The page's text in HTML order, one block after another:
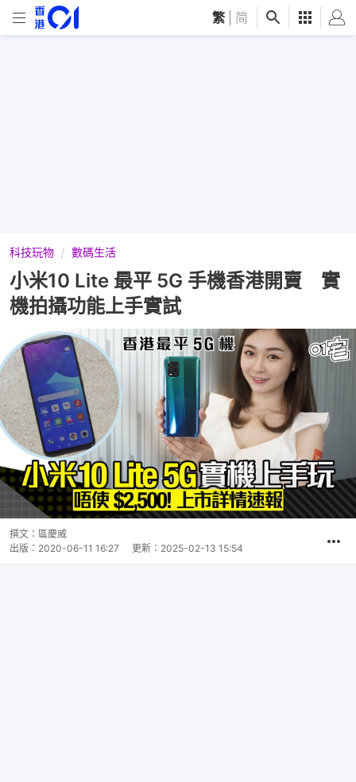
繁 简
科技玩物 數碼生活
小米10 Lite 最平 5G 手機香港開賣 實
機拍攝功能上手實試
撰文： 區慶威
出版： 2020-06-11 16:27 更新： 2025-02-13 15:54